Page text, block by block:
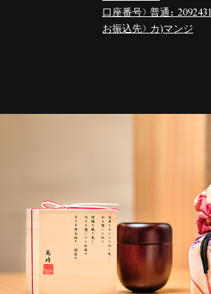
口座番号）普通：2092431
お振込先）カ)マンジ